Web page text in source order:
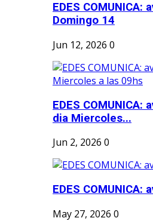
EDES COMUNICA:
Domingo 14
Jun 12, 2026 0
EDES
dia Miercoles...
Jun 2, 2026 0
EDES COMUNICA:
May 27, 2026 0